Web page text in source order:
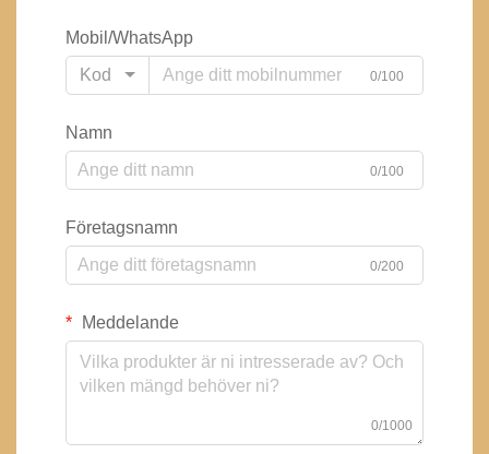
Mobil/WhatsApp
Kod
0/100
Namn
0/100
Företagsnamn
0/200
Meddelande
0/1000